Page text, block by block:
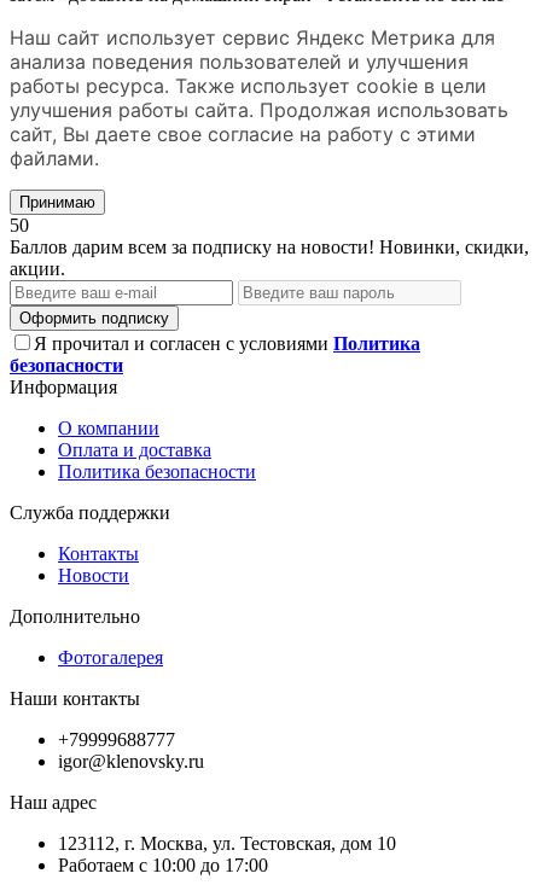
Наш сайт использует сервис Яндекс Метрика для
анализа поведения пользователей и улучшения
работы ресурса. Также использует cookie в цели
улучшения работы сайта. Продолжая использовать
сайт, Вы даете свое согласие на работу с этими
файлами.
Принимаю
50
Баллов дарим всем за подписку на новости! Новинки, скидки,
акции.
Оформить подписку
Я прочитал и согласен с условиями Политика
безопасности
Информация
О компании
Оплата и доставка
Политика безопасности
Служба поддержки
Контакты
Новости
Дополнительно
Фотогалерея
Наши контакты
+79999688777
igor@klenovsky.ru
Наш адрес
123112, г. Москва, ул. Тестовская, дом 10
Работаем с 10:00 до 17:00